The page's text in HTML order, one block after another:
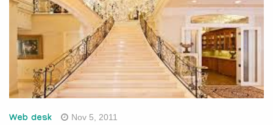
Web desk Nov 5, 2011